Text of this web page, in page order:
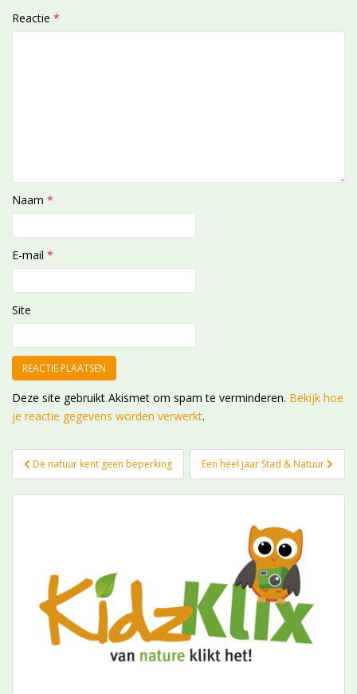
Reactie *
Naam *
E-mail *
Site
Deze site gebruikt Akismet om spam te verminderen. Bekijk hoe
je reactie gegevens worden verwerkt.
Bericht
navigatie
De natuur kent geen beperking Een heel jaar Stad & Natuur